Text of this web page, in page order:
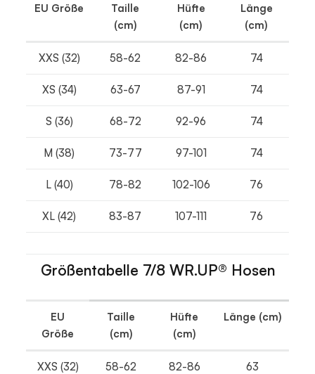
EU Größe
Taille
(cm)
Hüfte
(cm)
Länge
(cm)
XXS (32) 58-62 82-86 74
XS (34) 63-67 87-91 74
S (36) 68-72 92-96 74
M (38) 73-77 97-101 74
L (40) 78-82 102-106 76
XL (42) 83-87 107-111 76
Größentabelle 7/8 WR.UP® Hosen
EU
Größe
Taille
(cm)
Hüfte
(cm)
Länge (cm)
XXS (32) 58-62 82-86 63